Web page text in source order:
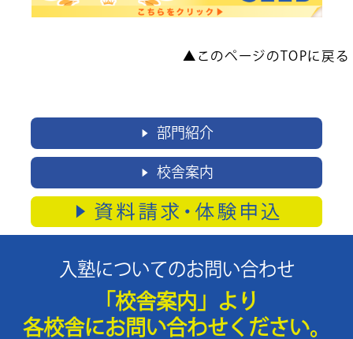
▲このページのTOPに戻る
▶ 部門紹介
▶ 校舎案内
入塾についてのお問い合わせ
「校舎案内」より
各校舎にお問い合わせください。